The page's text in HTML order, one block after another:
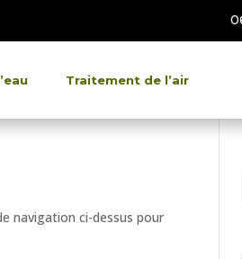
Traitement de l’air
navigation ci-dessus pour